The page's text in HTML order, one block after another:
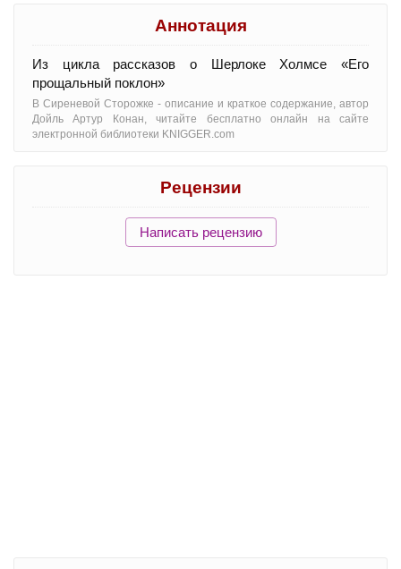
Аннотация
Из цикла рассказов о Шерлоке Холмсе «Его
прощальный поклон»
В Сиреневой Сторожке - oписание и краткое содержание, автор
Дойль Артур Конан, читайте бесплатно онлайн на сайте
электронной библиотеки KNIGGER.com
Рецензии
Написать рецензию